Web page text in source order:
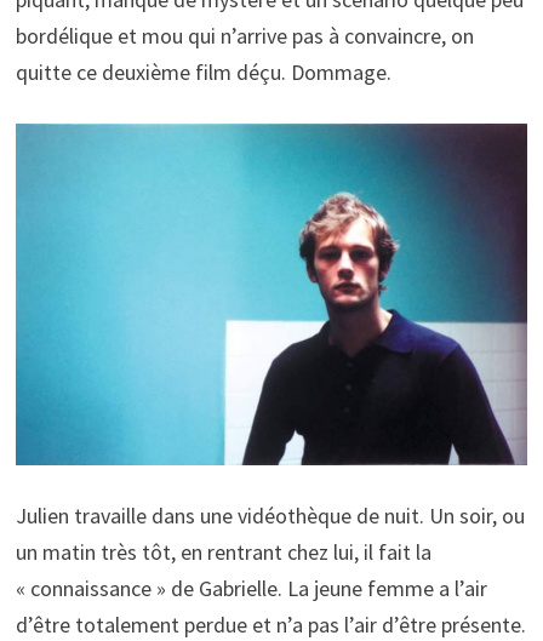
bordélique et mou qui n’arrive pas à convaincre, on
quitte ce deuxième film déçu. Dommage.
Julien travaille dans une vidéothèque de nuit. Un soir, ou
un matin très tôt, en rentrant chez lui, il fait la
« connaissance » de Gabrielle. La jeune femme a l’air
d’être totalement perdue et n’a pas l’air d’être présente.